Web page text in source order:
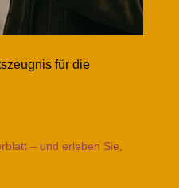
für die